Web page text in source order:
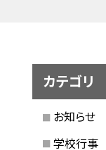
カテゴリ
お知らせ
学校行事